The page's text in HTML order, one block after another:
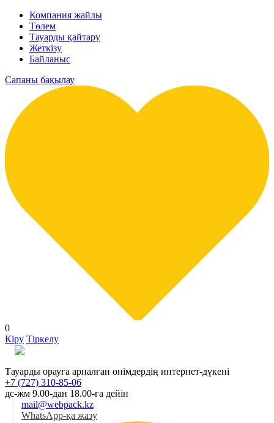
Компания жайлы
Төлем
Тауарды қайтару
Жеткізу
Байланыс
Сапаны бақылау
0
Кіру Тіркелу
Тауарды орауға арналған өнімдердің интернет-дүкені
+7 (727) 310-85-06
дс-жм 9.00-дан 18.00-ға дейін
mail@webpack.kz
WhatsApp-қа жазу